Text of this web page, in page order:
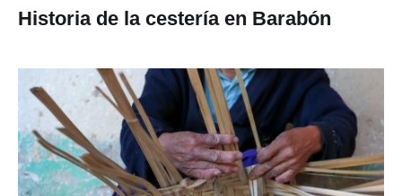
Historia de la cestería en Barabón